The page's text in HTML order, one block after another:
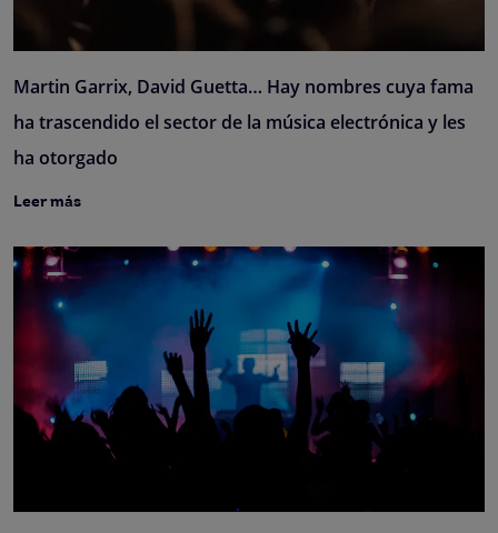
Martin Garrix, David Guetta… Hay nombres cuya fama
ha trascendido el sector de la música electrónica y les
ha otorgado
Leer más